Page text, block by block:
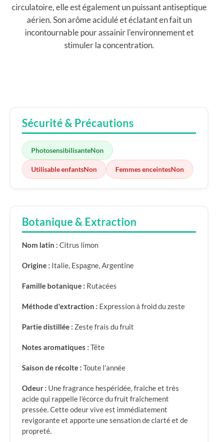
circulatoire, elle est également un puissant antiseptique
aérien. Son arôme acidulé et éclatant en fait un
incontournable pour assainir l'environnement et
stimuler la concentration.
Sécurité & Précautions
PhotosensibilisanteNon
Utilisable enfantsNon Femmes enceintesNon
Botanique & Extraction
Nom latin : Citrus limon
Origine : Italie, Espagne, Argentine
Famille botanique : Rutacées
Méthode d'extraction : Expression à froid du zeste
Partie distillée : Zeste frais du fruit
Notes aromatiques : Tête
Saison de récolte : Toute l'année
Odeur : Une fragrance hespéridée, fraîche et très
acide qui rappelle l'écorce du fruit fraîchement
pressée. Cette odeur vive est immédiatement
revigorante et apporte une sensation de clarté et de
propreté.